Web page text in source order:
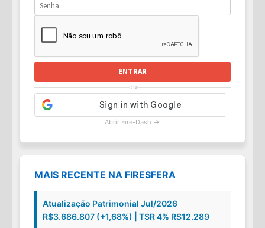
ENTRAR
ou
Abrir Fire-Dash →
MAIS RECENTE NA FIRESFERA
Atualização Patrimonial Jul/2026
R$3.686.807 (+1,68%) | TSR 4% R$12.289